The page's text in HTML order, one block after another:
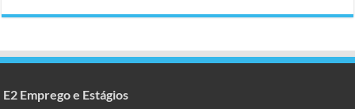
E2 Emprego e Estágios